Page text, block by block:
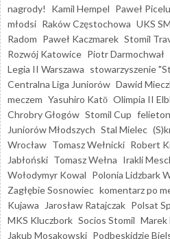
nagrody!
Kamil Hempel Paweł
młodsi Raków Częstochowa UKS
Radom Paweł Kaczmarek Stomil
Rozwój Katowice Piotr Darmochwał
Legia II Warszawa stowarzyszenie
Centralna Liga Juniorów Dawid
meczem Yasuhiro Katō Olimpia II
Chrobry Głogów Stomil Cup felieton
Juniorów Młodszych Stal Mielec
Wrocław Tomasz Wełnicki Robert
Jabłoński Tomasz Wełna Irakli
Wołodymyr Kowal Polonia Lidzbark
Zagłębie Sosnowiec komentarz po
Kujawa
Jarosław Ratajczak Polsat
MKS Kluczbork Socios Stomil Marek
Jakub Mosakowski Podbeskidzie